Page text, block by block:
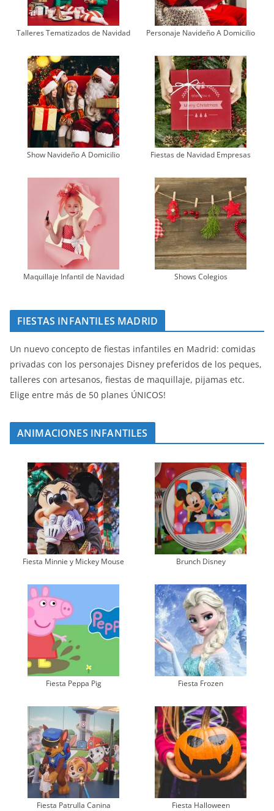
Talleres Tematizados de Navidad Personaje Navideño A Domicilio
Show Navideño A Domicilio Fiestas de Navidad Empresas
Maquillaje Infantil de Navidad Shows Colegios
FIESTAS INFANTILES MADRID
Un nuevo concepto de fiestas infantiles en Madrid: comidas
privadas con los personajes Disney preferidos de los peques,
talleres con artesanos, fiestas de maquillaje, pijamas etc.
Elige entre más de 50 planes ÚNICOS!
ANIMACIONES INFANTILES
Fiesta Minnie y Mickey Mouse Brunch Disney
Fiesta Peppa Pig Fiesta Frozen
Fiesta Patrulla Canina Fiesta Halloween